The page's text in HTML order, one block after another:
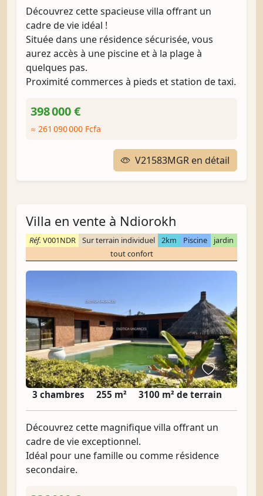
Découvrez cette spacieuse villa offrant un
cadre de vie idéal !
Située dans une résidence sécurisée, vous
aurez accès à une piscine et à la plage à
quelques pas.
Proximité commerces à pieds et station de taxi.
398 000 €
≈ 261 090 000 Fcfa
V21583MGR en détail
Villa en vente à Ndiorokh
Réf. V001NDR Sur terrain individuel 2km Piscine
jardin
tout confort
3 chambres 255 m² 3100 m² de terrain
Découvrez cette magnifique villa offrant un
cadre de vie exceptionnel.
Idéal pour une famille ou comme résidence
secondaire.